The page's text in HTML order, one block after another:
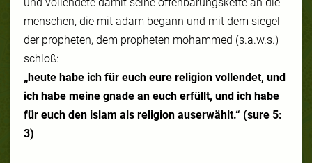
menschen, die mit adam begann und mit dem siegel
der propheten, dem propheten mohammed (s.a.w.s.)
schloß:
„heute habe ich für euch eure religion vollendet, und
ich habe meine gnade an euch erfüllt, und ich habe
für euch den islam als religion auserwählt.“ (sure 5:
3)